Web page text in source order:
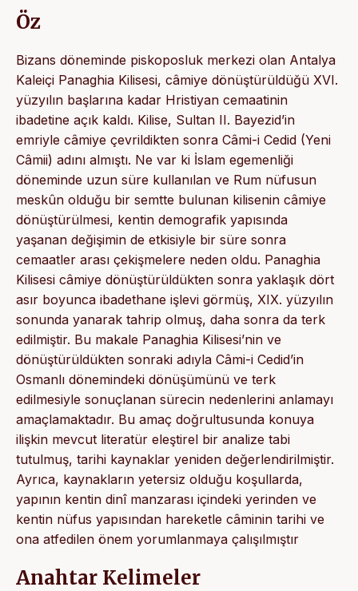
Öz
Bizans döneminde piskoposluk merkezi olan Antalya
Kaleiçi Panaghia Kilisesi, câmiye dönüştürüldüğü XVI.
yüzyılın başlarına kadar Hristiyan cemaatinin
ibadetine açık kaldı. Kilise, Sultan II. Bayezid’in
emriyle câmiye çevrildikten sonra Câmi-i Cedid (Yeni
Câmii) adını almıştı. Ne var ki İslam egemenliği
döneminde uzun süre kullanılan ve Rum nüfusun
meskûn olduğu bir semtte bulunan kilisenin câmiye
dönüştürülmesi, kentin demografik yapısında
yaşanan değişimin de etkisiyle bir süre sonra
cemaatler arası çekişmelere neden oldu. Panaghia
Kilisesi câmiye dönüştürüldükten sonra yaklaşık dört
asır boyunca ibadethane işlevi görmüş, XIX. yüzyılın
sonunda yanarak tahrip olmuş, daha sonra da terk
edilmiştir. Bu makale Panaghia Kilisesi’nin ve
dönüştürüldükten sonraki adıyla Câmi-i Cedid’in
Osmanlı dönemindeki dönüşümünü ve terk
edilmesiyle sonuçlanan sürecin nedenlerini anlamayı
amaçlamaktadır. Bu amaç doğrultusunda konuya
ilişkin mevcut literatür eleştirel bir analize tabi
tutulmuş, tarihi kaynaklar yeniden değerlendirilmiştir.
Ayrıca, kaynakların yetersiz olduğu koşullarda,
yapının kentin dinî manzarası içindeki yerinden ve
kentin nüfus yapısından hareketle câminin tarihi ve
ona atfedilen önem yorumlanmaya çalışılmıştır
Anahtar Kelimeler